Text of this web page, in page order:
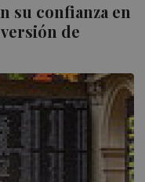
su confianza en
de